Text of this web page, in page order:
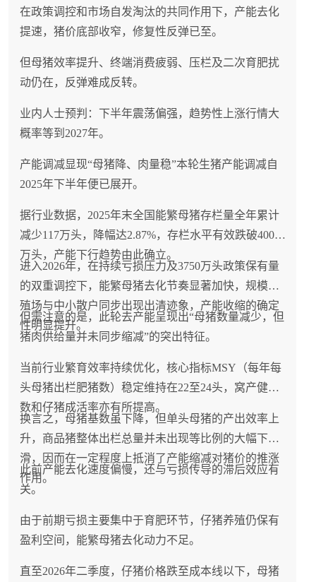
在政策调控和市场自发淘汰的共同作用下，产能去化
提速，猪价底部收窄，修复性反弹已至。
但母猪效率提升、终端消费疲弱、压栏及二次育肥扰
动仍在，反弹难成反转。
业内人士预判：下半年震荡偏强，趋势性上涨行情大
概率等到2027年。
产能调减显现“母猪降、肉量稳”本轮生猪产能调减自
2025年下半年便已展开。
据行业数据，2025年末全国能繁母猪存栏量全年累计
减少117万头，降幅达2.87%，存栏水平有效跌破4000
万头，产能下行趋势由此确立。
进入2026年，在持续亏损压力及3750万头政策保有量
的双重调控下，能繁母猪去化节奏显著加快，规模养
殖场与中小散户同步出现出清迹象，产能收缩的确定
性明显提升。
但需注意的是，此轮去产能呈现出“母猪数量减少，但
猪肉供给量并未同步缩减”的突出特征。
当前行业繁育效率持续优化，核心指标MSY（每年每
头母猪出栏肥猪数）稳定维持在22至24头，窝产健仔
数和仔猪成活率亦有所提高。
换言之，母猪基数虽下降，但单头母猪的产出效率上
升，商品猪整体出栏总量并未出现等比例的大幅下
滑，因而在一定程度上抵消了产能缩减对猪价的推涨
作用。
此前产能去化速度偏慢，还与亏损传导的滞后效应有
关。
由于前期亏损主要集中于育肥环节，仔猪养殖仍保有
盈利空间，能繁母猪去化动力不足。
直至2026年二季度，仔猪价格跌至成本线以下，母猪